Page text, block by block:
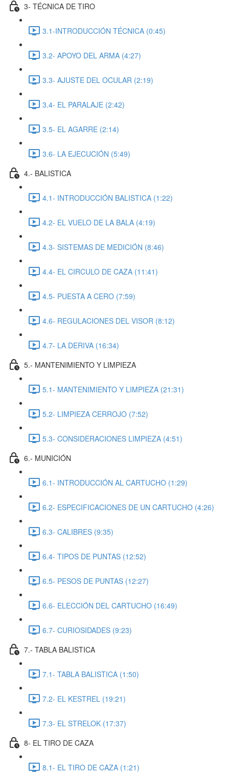
3- TÉCNICA DE TIRO
3.1-INTRODUCCIÓN TÉCNICA (0:45)
3.2- APOYO DEL ARMA (4:27)
3.3- AJUSTE DEL OCULAR (2:19)
3.4- EL PARALAJE (2:42)
3.5- EL AGARRE (2:14)
3.6- LA EJECUCIÓN (5:49)
4.- BALISTICA
4.1- INTRODUCCIÓN BALISTICA (1:22)
4.2- EL VUELO DE LA BALA (4:19)
4.3- SISTEMAS DE MEDICIÓN (8:46)
4.4- EL CIRCULO DE CAZA (11:41)
4.5- PUESTA A CERO (7:59)
4.6- REGULACIONES DEL VISOR (8:12)
4.7- LA DERIVA (16:34)
5.- MANTENIMIENTO Y LIMPIEZA
5.1- MANTENIMIENTO Y LIMPIEZA (21:31)
5.2- LIMPIEZA CERROJO (7:52)
5.3- CONSIDERACIONES LIMPIEZA (4:51)
6.- MUNICIÓN
6.1- INTRODUCCIÓN AL CARTUCHO (1:29)
6.2- ESPECIFICACIONES DE UN CARTUCHO (4:26)
6.3- CALIBRES (9:35)
6.4- TIPOS DE PUNTAS (12:52)
6.5- PESOS DE PUNTAS (12:27)
6.6- ELECCIÓN DEL CARTUCHO (16:49)
6.7- CURIOSIDADES (9:23)
7.- TABLA BALISTICA
7.1- TABLA BALISTICA (1:50)
7.2- EL KESTREL (19:21)
7.3- EL STRELOK (17:37)
8- EL TIRO DE CAZA
8.1- EL TIRO DE CAZA (1:21)